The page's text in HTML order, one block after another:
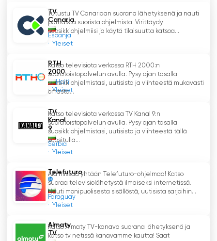
ihmisille.
BNT 2 on kanava, joka tarjoaa laadukasta ja
laajan yleisön makua ja kiinnostuksen kohteita.
Se on tärkeä osa Bulgarian mediakenttää, ja se
houkuttelee edelleen suuria katsojamääriä
mielenkiintoisilla ja ajankohtaisilla ohjelmillaan.
BNT 2 Katso suoratoisto nyt verkossa
TV
Canaria
Espanja
Yleiset
Tutustu TV Canariaan suorana lähetyksenä ja nauti
parhaista suorista ohjelmista. Virittäydy
suosikkiohjelmiisi ja käytä tilaisuutta katsoa...
RTH
2000
Haiti
Yleiset
Katso televisiota verkossa RTH 2000:n
suoratoistopalvelun avulla. Pysy ajan tasalla
suosikkiohjelmistasi, uutisista ja viihteestä mukavasti
omasta...
TV
Kanal
9
Serbia
Yleiset
Katso televisiota verkossa TV Kanal 9:n
suoratoistopalvelun avulla. Pysy ajan tasalla
suosikkiohjelmistasi, uutisista ja viihteestä tällä
suositulla...
Telefuturo
Paraguay
Yleiset
Älä missaa yhtään Telefuturo-ohjelmaa! Katso
suoraa televisiolähetystä ilmaiseksi internetissä.
Nauti monipuolisesta sisällöstä, uutisista sarjoihin...
Almaty
TV
Katso Almaty TV-kanava suorana lähetyksenä ja
katso tv netissä kanavamme kautta! Saat